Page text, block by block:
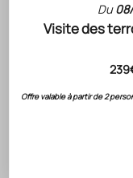
Du
Visite des
Offre valable à partir de 2